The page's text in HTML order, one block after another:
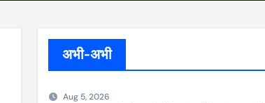
अभी-अभी
Aug 5, 2026